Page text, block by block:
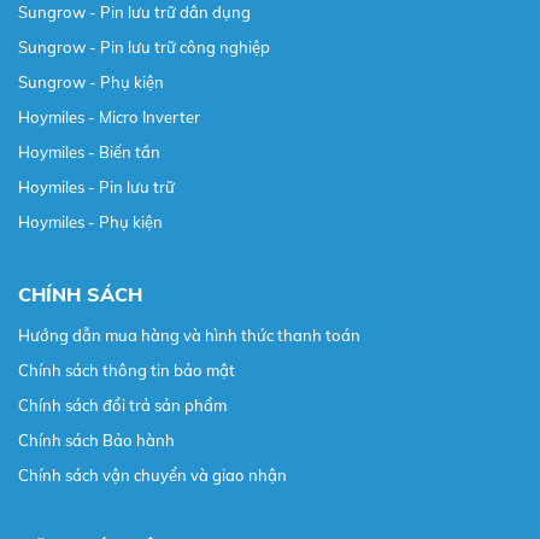
Sungrow - Pin lưu trữ dân dụng
Sungrow - Pin lưu trữ công nghiệp
Sungrow - Phụ kiện
Hoymiles - Micro Inverter
Hoymiles - Biến tần
Hoymiles - Pin lưu trữ
Hoymiles - Phụ kiện
CHÍNH SÁCH
Hướng dẫn mua hàng và hình thức thanh toán
Chính sách thông tin bảo mật
Chính sách đổi trả sản phẩm
Chính sách Bảo hành
Chính sách vận chuyển và giao nhận